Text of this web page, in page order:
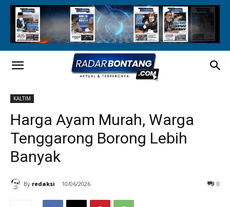
KALTIM
Harga Ayam Murah, Warga
Tenggarong Borong Lebih
Banyak
By redaksi 10/06/2026 0